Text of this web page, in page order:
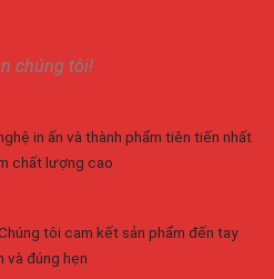
chúng tôi!
in ấn và thành phẩm tiên tiến nhất
chất lượng cao
tôi cam kết sản phẩm đến tay
và đúng hẹn